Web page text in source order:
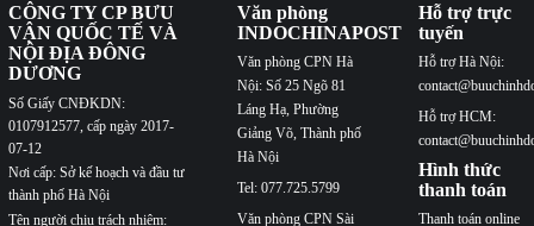
CÔNG TY CP BƯU
VẬN QUỐC TẾ VÀ
NỘI ĐỊA ĐÔNG
DƯƠNG
Số Giấy CNĐKDN:
0107912577, cấp ngày 2017-
07-12
Nơi cấp: Sở kế hoạch và đầu tư
thành phố Hà Nội
Tên người chịu trách nhiệm:
Văn phòng
INDOCHINAPOST
Văn phòng CPN Hà
Nội: Số 25 Ngõ 81
Láng Hạ, Phường
Giảng Võ, Thành phố
Hà Nội
Tel: 077.725.5799
Văn phòng CPN Sài
Hỗ trợ trực
tuyến
Hỗ trợ Hà Nội:
Hỗ trợ HCM:
Hình thức
thanh toán
Thanh toán online